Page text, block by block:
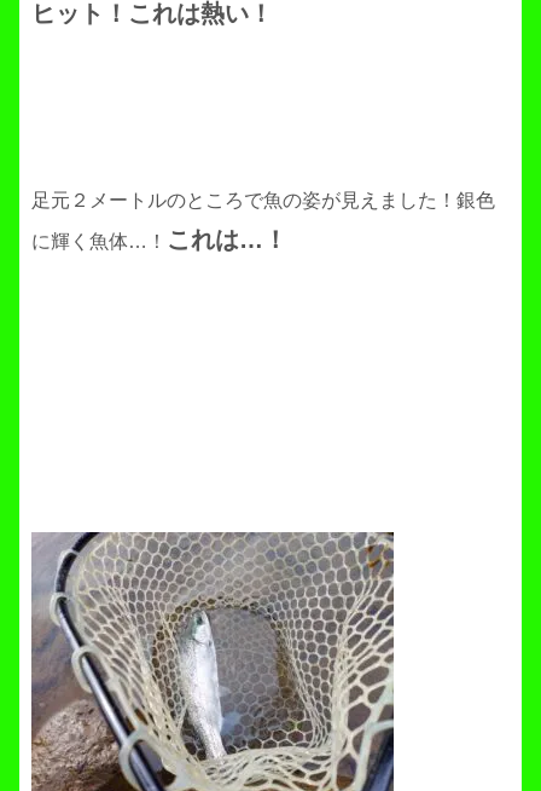
ヒット！これは熱い！
足元２メートルのところで魚の姿が見えました！銀色
に輝く魚体…！ これは…！